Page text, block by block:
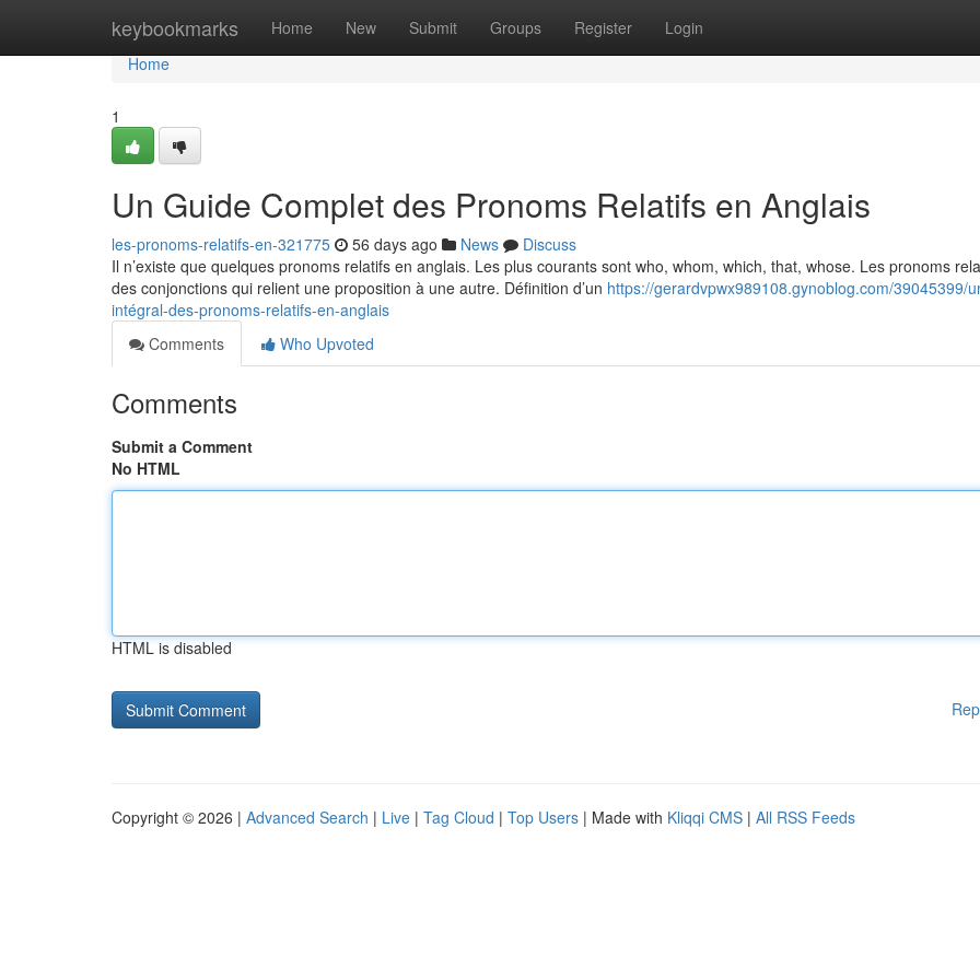
keybookmarks Home New Submit Groups Register Login
Home
Home
1
Un Guide Complet des Pronoms Relatifs en Anglais
les-pronoms-relatifs-en-321775 56 days ago News
Discuss
Il n’existe que quelques pronoms relatifs en anglais. Les plus courants sont who, whom, which, that, whose. Les pronoms
des conjonctions qui relient une proposition à une autre. Définition d’un https://gerardvpwx989108.gynoblog.com/39045399/
intégral-des-pronoms-relatifs-en-anglais
Comments
Who Upvoted
Comments
Submit a Comment
No HTML
HTML is disabled
Copyright © 2026 | Advanced Search | Live | Tag Cloud | Top Users | Made with Kliqqi CMS | All RSS Feeds